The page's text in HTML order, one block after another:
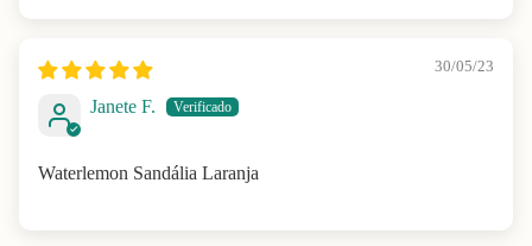
30/05/23
Janete F.
Waterlemon Sandália Laranja